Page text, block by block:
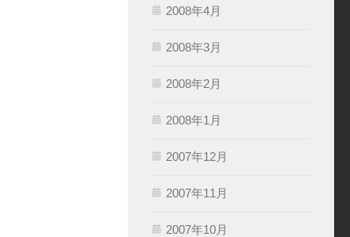
2008年4月
2008年3月
2008年2月
2008年1月
2007年12月
2007年11月
2007年10月